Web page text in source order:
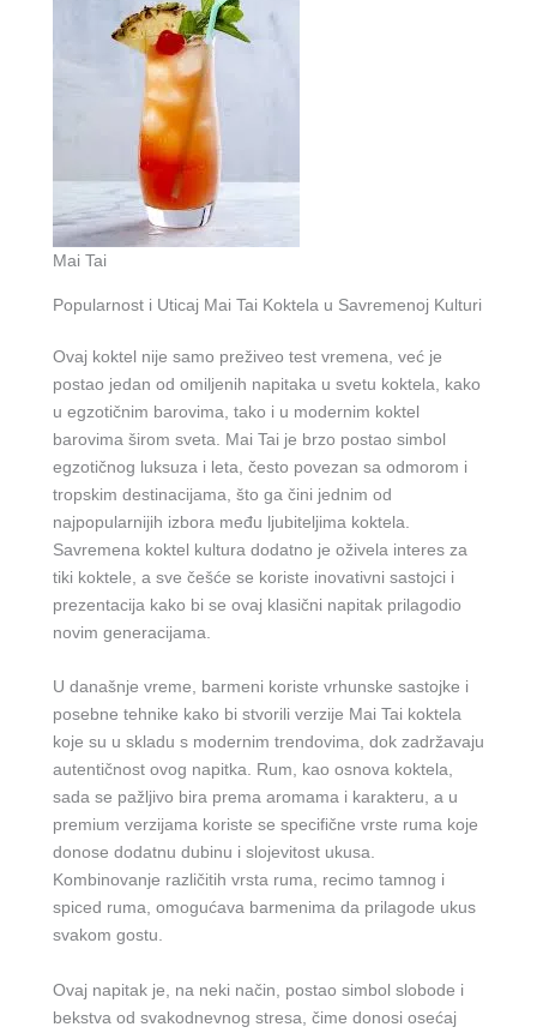
Mai Tai
Popularnost i Uticaj Mai Tai Koktela u Savremenoj Kulturi
Ovaj koktel nije samo preživeo test vremena, već je
postao jedan od omiljenih napitaka u svetu koktela, kako
u egzotičnim barovima, tako i u modernim koktel
barovima širom sveta. Mai Tai je brzo postao simbol
egzotičnog luksuza i leta, često povezan sa odmorom i
tropskim destinacijama, što ga čini jednim od
najpopularnijih izbora među ljubiteljima koktela.
Savremena koktel kultura dodatno je oživela interes za
tiki koktele, a sve češće se koriste inovativni sastojci i
prezentacija kako bi se ovaj klasični napitak prilagodio
novim generacijama.
U današnje vreme, barmeni koriste vrhunske sastojke i
posebne tehnike kako bi stvorili verzije Mai Tai koktela
koje su u skladu s modernim trendovima, dok zadržavaju
autentičnost ovog napitka. Rum, kao osnova koktela,
sada se pažljivo bira prema aromama i karakteru, a u
premium verzijama koriste se specifične vrste ruma koje
donose dodatnu dubinu i slojevitost ukusa.
Kombinovanje različitih vrsta ruma, recimo tamnog i
spiced ruma, omogućava barmenima da prilagode ukus
svakom gostu.
Ovaj napitak je, na neki način, postao simbol slobode i
bekstva od svakodnevnog stresa, čime donosi osećaj